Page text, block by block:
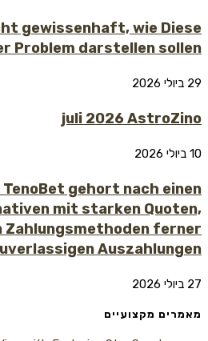
gewissenhaft, wie Diese
Problem darstellen sollen?
29 ביולי 2026
juli 2026 AstroZino
10 ביולי 2026
gehort nach einen
mit starken Quoten,
Zahlungsmethoden ferner
Auszahlungen
27 ביולי 2026
מאמרים מקצועיים